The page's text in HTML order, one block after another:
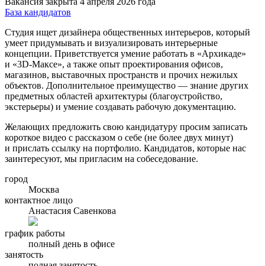
База кандидатов
Студия ищет дизайнера общественных интерьеров, который
умеет придумывать и визуализировать интерьерные
концепции. Приветствуется умение работать в «Архикаде»
и «3D-Максе», а также опыт проектирования офисов,
магазинов, выставочных пространств и прочих нежилых
объектов. Дополнительное преимущество — знание других
предметных областей архитектуры (благоустройство,
экстерьеры) и умение создавать рабочую документацию.
Желающих предложить свою кандидатуру просим записать
короткое видео с рассказом о себе (не более двух минут)
и прислать ссылку на портфолио. Кандидатов, которые нас
заинтересуют, мы пригласим на собеседование.
город
Москва
контактное лицо
Анастасия Савенкова
график работы
полный день в офисе
занятость